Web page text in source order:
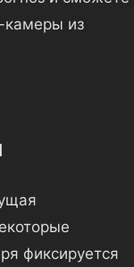
камеры из
фиксируется